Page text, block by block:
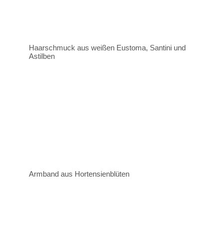
Haarschmuck aus weißen Eustoma, Santini und
Astilben
Armband aus Hortensienblüten